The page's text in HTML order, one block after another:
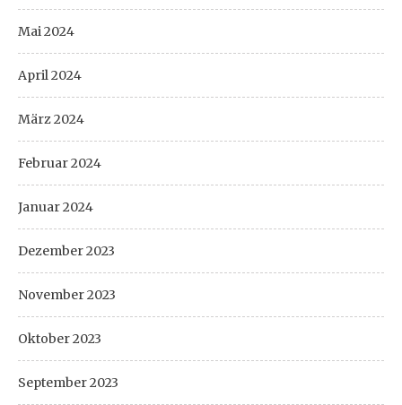
Mai 2024
April 2024
März 2024
Februar 2024
Januar 2024
Dezember 2023
November 2023
Oktober 2023
September 2023